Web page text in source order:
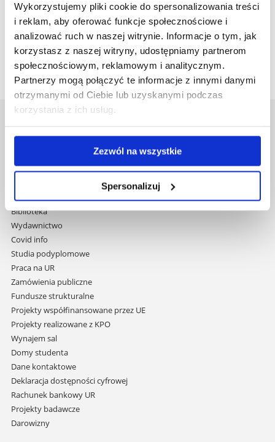
Wykorzystujemy pliki cookie do spersonalizowania treści
i reklam, aby oferować funkcje społecznościowe i
analizować ruch w naszej witrynie. Informacje o tym, jak
korzystasz z naszej witryny, udostępniamy partnerom
społecznościowym, reklamowym i analitycznym.
Partnerzy mogą połączyć te informacje z innymi danymi
otrzymanymi od Ciebie lub uzyskanymi podczas
korzystania z ich usług.
Zezwól na wszystkie
Spersonalizuj
Pobierz
TURYSTYKA HISTORYCZNA I KULTUROWA sesja.docx
35-959 Rzeszów
i
przejdź
do
treści
Mapa serwisu
Biblioteka
Wydawnictwo
Covid info
Studia podyplomowe
Praca na UR
Zamówienia publiczne
Fundusze strukturalne
Projekty współfinansowane przez UE
Projekty realizowane z KPO
Wynajem sal
Domy studenta
Dane kontaktowe
Deklaracja dostępności cyfrowej
Rachunek bankowy UR
Projekty badawcze
Darowizny